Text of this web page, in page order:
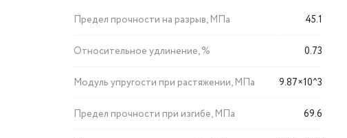
Предел прочности на разрыв, МПа 45.1
Относительное удлинение, % 0.73
Модуль упругости при растяжении, МПа 9.87×10^3
Предел прочности при изгибе, МПа 69.6